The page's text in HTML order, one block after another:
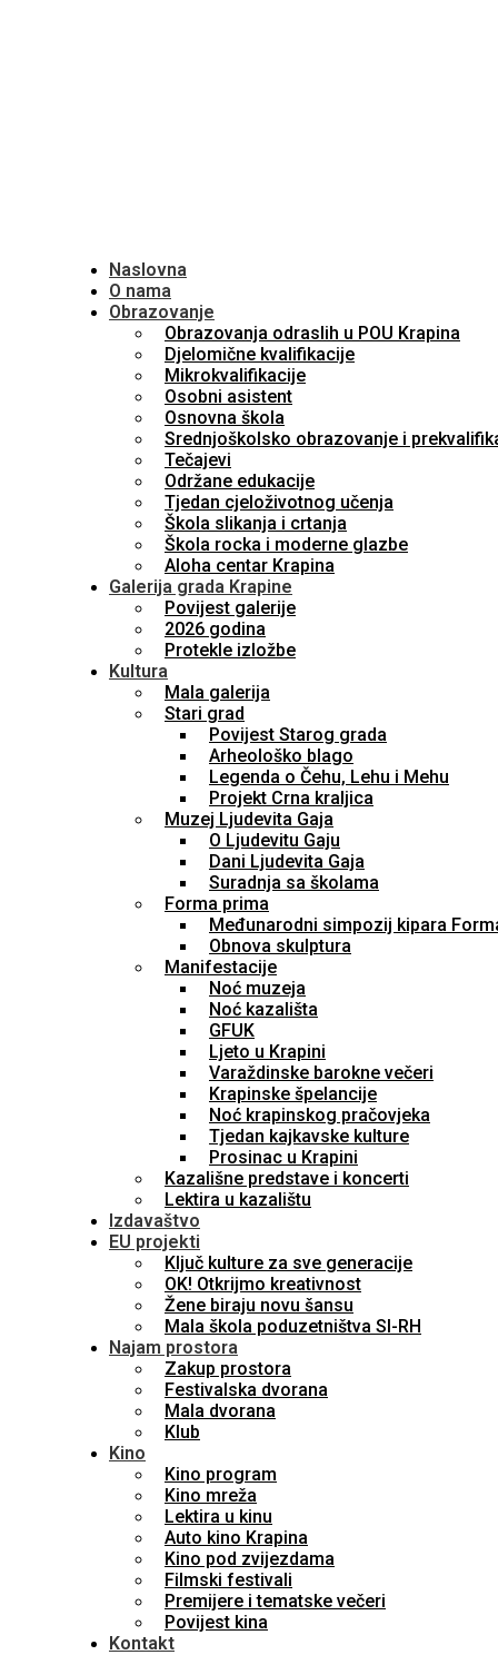
Naslovna
O nama
Obrazovanje
Obrazovanja odraslih u POU Krapina
Djelomične kvalifikacije
Mikrokvalifikacije
Osobni asistent
Osnovna škola
Srednjoškolsko obrazovanje i
Tečajevi
Održane edukacije
Tjedan cjeloživotnog učenja
Škola slikanja i crtanja
Škola rocka i moderne glazbe
Aloha centar Krapina
Galerija grada Krapine
Povijest galerije
2026 godina
Protekle izložbe
Kultura
Mala galerija
Stari grad
Povijest Starog grada
Arheološko blago
Legenda o Čehu, Lehu i Mehu
Projekt Crna kraljica
Muzej Ljudevita Gaja
O Ljudevitu Gaju
Dani Ljudevita Gaja
Suradnja sa školama
Forma prima
Međunarodni simpozij kipara
Obnova skulptura
Manifestacije
Noć muzeja
Noć kazališta
GFUK
Ljeto u Krapini
Varaždinske barokne večeri
Krapinske špelancije
Noć krapinskog pračovjeka
Tjedan kajkavske kulture
Prosinac u Krapini
Kazališne predstave i koncerti
Lektira u kazalištu
Izdavaštvo
EU projekti
Ključ kulture za sve generacije
OK! Otkrijmo kreativnost
Žene biraju novu šansu
Mala škola poduzetništva SI-RH
Najam prostora
Zakup prostora
Festivalska dvorana
Mala dvorana
Klub
Kino
Kino program
Kino mreža
Lektira u kinu
Auto kino Krapina
Kino pod zvijezdama
Filmski festivali
Premijere i tematske večeri
Povijest kina
Kontakt